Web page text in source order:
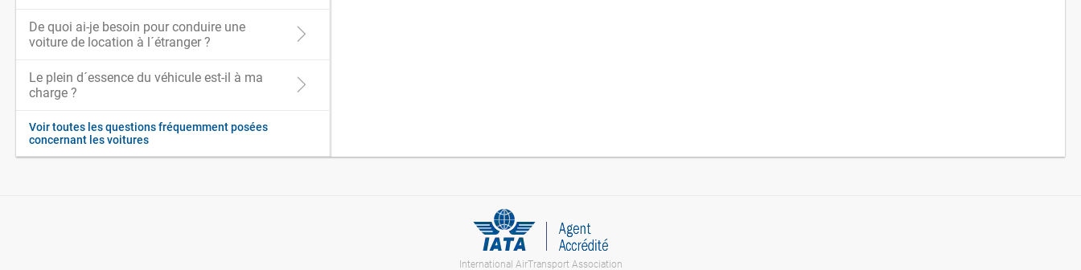
De quoi ai-je besoin pour conduire une
voiture de location à l´étranger ?
Le plein d´essence du véhicule est-il à ma
charge ?
Voir toutes les questions fréquemment posées
concernant les voitures
International AirTransport Association